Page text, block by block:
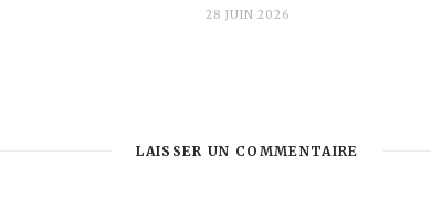
28 JUIN 2026
LAISSER UN COMMENTAIRE